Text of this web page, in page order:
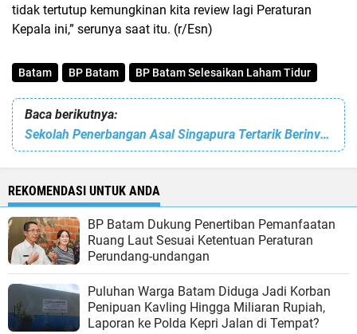
tidak tertutup kemungkinan kita review lagi Peraturan
Kepala ini,” serunya saat itu. (r/Esn)
Batam BP Batam BP Batam Selesaikan Laham Tidur
Baca berikutnya:
Sekolah Penerbangan Asal Singapura Tertarik Berinvestasi di Batam
REKOMENDASI UNTUK ANDA
BP Batam Dukung Penertiban Pemanfaatan
Ruang Laut Sesuai Ketentuan Peraturan
Perundang-undangan
Puluhan Warga Batam Diduga Jadi Korban
Penipuan Kavling Hingga Miliaran Rupiah,
Laporan ke Polda Kepri Jalan di Tempat?